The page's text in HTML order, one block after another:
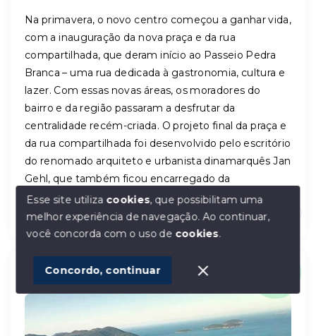
Na primavera, o novo centro começou a ganhar vida,
com a inauguração da nova praça e da rua
compartilhada, que deram início ao Passeio Pedra
Branca – uma rua dedicada à gastronomia, cultura e
lazer. Com essas novas áreas, os moradores do
bairro e da região passaram a desfrutar da
centralidade recém-criada. O projeto final da praça e
da rua compartilhada foi desenvolvido pelo escritório
do renomado arquiteto e urbanista dinamarquês Jan
Gehl, que também ficou encarregado da
requalificação de todos os espaços públicos do
bairro.
Conheça a cidade Palhoça
Olá! Estamos disponíveis para te ajudar.
Esse site utiliza cookies, que possibilitam uma
melhor experiência de navegação.Ao continuar,
você concorda com o uso de cookies.
Concordo, continuar